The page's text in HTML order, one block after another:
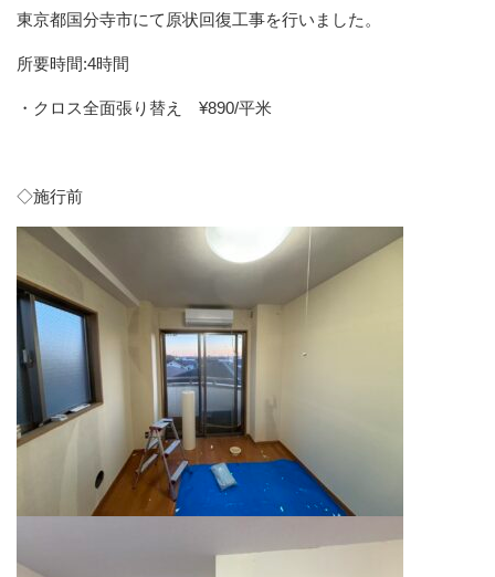
東京都国分寺市にて原状回復工事を行いました。
所要時間:4時間
・クロス全面張り替え ¥890/平米
◇施行前